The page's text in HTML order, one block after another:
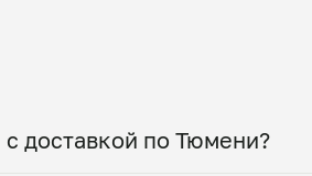
доставкой по Тюмени?